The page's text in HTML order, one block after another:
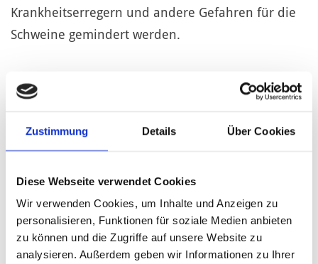
Zustimmung Details Über Cookies
Diese Webseite verwendet Cookies
Wir verwenden Cookies, um Inhalte und Anzeigen zu
personalisieren, Funktionen für soziale Medien anbieten
zu können und die Zugriffe auf unsere Website zu
analysieren. Außerdem geben wir Informationen zu Ihrer
Krankheitserregern und andere Gefahren für die
Schweine gemindert werden.
Produktion zu schaffen. Deswegen wurde 2001 das
Schlachthaus fertiggestellt, wo wöchentlich 10-15
QUALITÄTSSTANDARD